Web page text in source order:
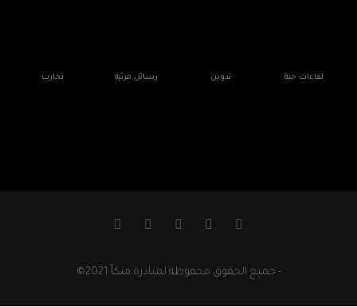
لقاءات حية تدوين رسائل مرئية تجارب
- جميع الحقوق محفوطة لمبادرة متكأ 2021©